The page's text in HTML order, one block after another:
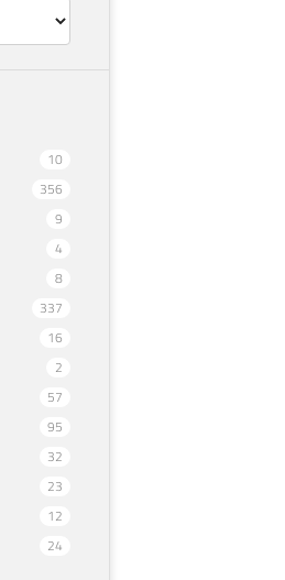
10
356
9
4
8
337
16
2
57
95
32
23
12
24